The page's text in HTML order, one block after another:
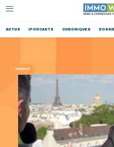
ACTUS IPODCASTS CHRONIQUES
BUREAUX